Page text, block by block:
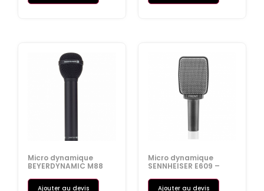
Micro dynamique
BEYERDYNAMIC M88
Ajouter au devis
Micro dynamique
SENNHEISER E609 –
Ajouter au devis